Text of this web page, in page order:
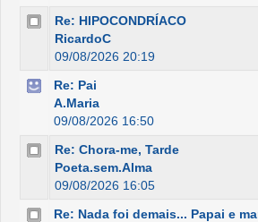
Re: HIPOCONDRÍACO
RicardoC
09/08/2026 20:19
Re: Pai
A.Maria
09/08/2026 16:50
Re: Chora-me, Tarde
Poeta.sem.Alma
09/08/2026 16:05
Re: Nada foi demais... Papai e